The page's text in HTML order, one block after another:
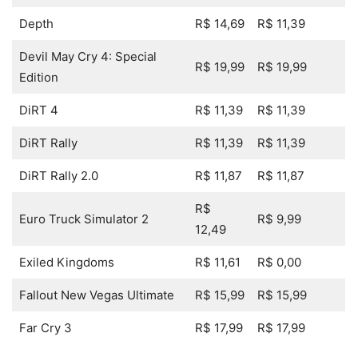
Depth R$ 14,69 R$ 11,39
Devil May Cry 4: Special
Edition
R$ 19,99 R$ 19,99
DiRT 4 R$ 11,39 R$ 11,39
DiRT Rally R$ 11,39 R$ 11,39
DiRT Rally 2.0 R$ 11,87 R$ 11,87
Euro Truck Simulator 2
R$
12,49
R$ 9,99
Exiled Kingdoms R$ 11,61 R$ 0,00
Fallout New Vegas Ultimate R$ 15,99 R$ 15,99
Far Cry 3 R$ 17,99 R$ 17,99